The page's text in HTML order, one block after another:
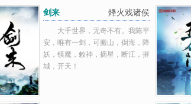
烽火戏诸侯
剑来
大千世界，无奇不有。我陈平
安，唯有一剑，可搬山，倒海，降
妖，镇魔，敕神，摘星，断江，摧
城，开天！